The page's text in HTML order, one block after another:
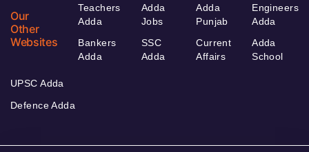
Our
Other
Websites
Teachers
Adda
Bankers
Adda
Adda
Jobs
SSC
Adda
Adda
Punjab
Current
Affairs
Engineers
Adda
Adda
School
UPSC Adda
Defence Adda